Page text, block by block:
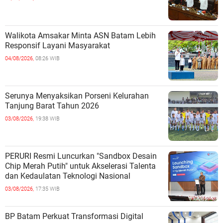
Walikota Amsakar Minta ASN Batam Lebih
Responsif Layani Masyarakat
04/08/2026, 08:26 WIB
Serunya Menyaksikan Porseni Kelurahan
Tanjung Barat Tahun 2026
03/08/2026, 19:38 WIB
PERURI Resmi Luncurkan "Sandbox Desain
Chip Merah Putih" untuk Akselerasi Talenta
dan Kedaulatan Teknologi Nasional
03/08/2026, 17:35 WIB
BP Batam Perkuat Transformasi Digital